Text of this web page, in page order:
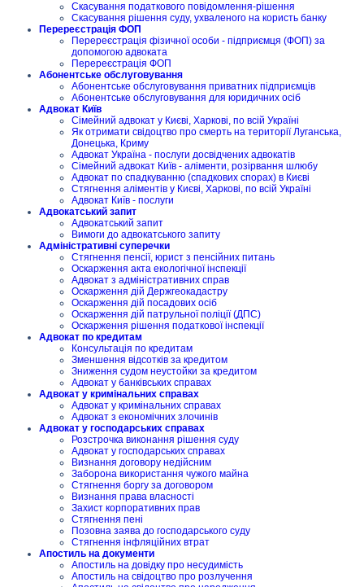
Скасування податкового повідомлення-рішення
Скасування рішення суду, ухваленого на користь банку
Перереєстрація ФОП
Перереєстрація фізичної особи - підприємця (ФОП) за
допомогою адвоката
Перереєстрація ФОП
Абонентське обслуговування
Абонентське обслуговування приватних підприємців
Абонентське обслуговування для юридичних осіб
Адвокат Київ
Сімейний адвокат у Києві, Харкові, по всій Україні
Як отримати свідоцтво про смерть на території Луганська,
Донецька, Криму
Адвокат Україна - послуги досвідчених адвокатів
Сімейний адвокат Київ - аліменти, розірвання шлюбу
Адвокат по спадкуванню (спадкових спорах) в Києві
Стягнення аліментів у Києві, Харкові, по всій Україні
Адвокат Київ - послуги
Адвокатський запит
Адвокатський запит
Вимоги до адвокатського запиту
Адміністративні суперечки
Стягнення пенсії, юрист з пенсійних питань
Оскарження акта екологічної інспекції
Адвокат з адміністративних справ
Оскарження дій Держгеокадастру
Оскарження дій посадових осіб
Оскарження дій патрульної поліції (ДПС)
Оскарження рішення податкової інспекції
Адвокат по кредитам
Консультація по кредитам
Зменшення відсотків за кредитом
Зниження судом неустойки за кредитом
Адвокат у банківських справах
Адвокат у кримінальних справах
Адвокат у кримінальних справах
Адвокат з економічних злочинів
Адвокат у господарських справах
Розстрочка виконання рішення суду
Адвокат у господарських справах
Визнання договору недійсним
Заборона використання чужого майна
Стягнення боргу за договором
Визнання права власності
Захист корпоративних прав
Стягнення пені
Позовна заява до господарського суду
Стягнення інфляційних втрат
Апостиль на документи
Апостиль на довідку про несудимість
Апостиль на свідоцтво про розлучення